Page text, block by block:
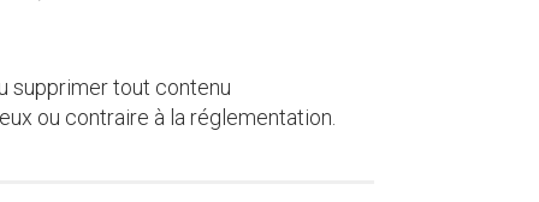
supprimer tout contenu
ou contraire à la réglementation.